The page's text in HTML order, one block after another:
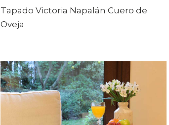
Tapado Victoria Napalán Cuero de
Oveja